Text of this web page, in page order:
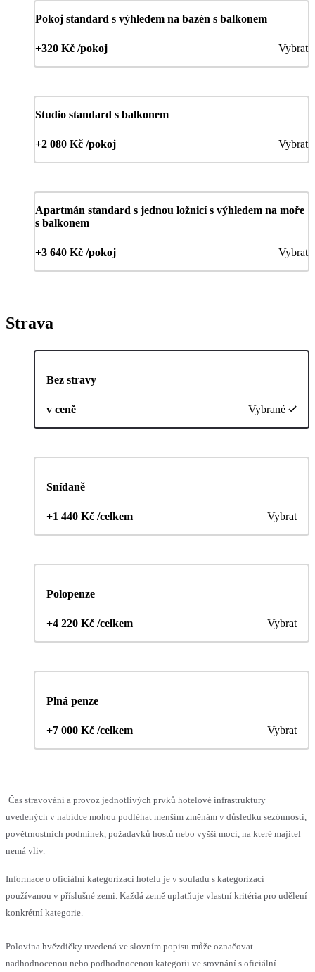
Pokoj standard s výhledem na bazén s balkonem
+320 Kč /pokoj Vybrat
Studio standard s balkonem
+2 080 Kč /pokoj Vybrat
Apartmán standard s jednou ložnicí s výhledem na moře
s balkonem
+3 640 Kč /pokoj Vybrat
Strava
Bez stravy
v ceně Vybrané
Snídaně
+1 440 Kč /celkem Vybrat
Polopenze
+4 220 Kč /celkem Vybrat
Plná penze
+7 000 Kč /celkem Vybrat
Čas stravování a provoz jednotlivých prvků hotelové infrastruktury
uvedených v nabídce mohou podléhat menším změnám v důsledku sezónnosti,
povětrnostních podmínek, požadavků hostů nebo vyšší moci, na které majitel
nemá vliv.
Informace o oficiální kategorizaci hotelu je v souladu s kategorizací
používanou v příslušné zemi. Každá země uplatňuje vlastní kritéria pro udělení
konkrétní kategorie.
Polovina hvězdičky uvedená ve slovním popisu může označovat
nadhodnocenou nebo podhodnocenou kategorii ve srovnání s oficiální